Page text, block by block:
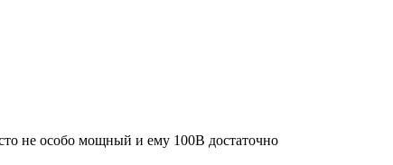
не особо мощный и ему 100В достаточно